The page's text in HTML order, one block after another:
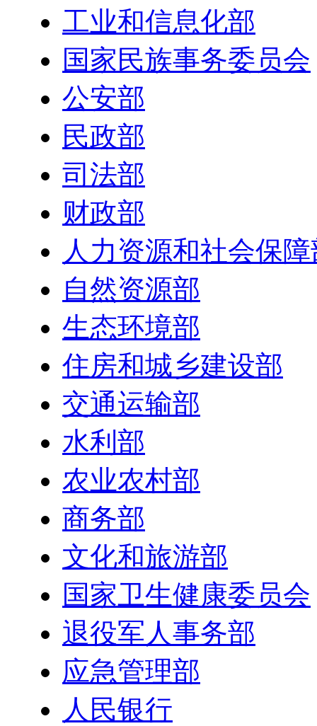
工业和信息化部
国家民族事务委员会
公安部
民政部
司法部
财政部
人力资源和社会保
自然资源部
生态环境部
住房和城乡建设部
交通运输部
水利部
农业农村部
商务部
文化和旅游部
国家卫生健康委员会
退役军人事务部
应急管理部
人民银行